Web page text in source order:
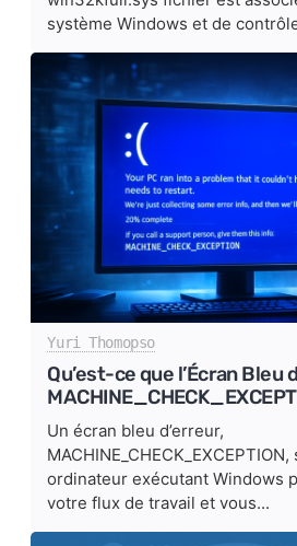
système Windows et de
Yuri Thomopso
Qu’est-ce que l’Écran Bleu
Un écran bleu d’erreur,
ordinateur exécutant Windows
votre flux de travail et vous...